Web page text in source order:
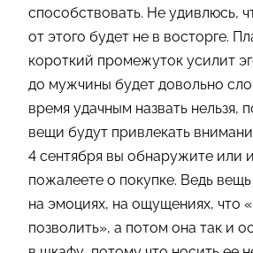
способствовать. Не удивлюсь,
от этого будет не в восторге.
короткий промежуток усилит
до мужчины будет довольно
время удачным назвать нельзя,
вещи будут привлекать
4 сентября вы обнаружите или
пожалеете о покупке. Ведь
на эмоциях, на ощущениях, что
позволить», а потом она так и